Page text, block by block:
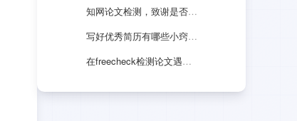
知网论文检测，致谢是否会被查重？
写好优秀简历有哪些小窍门？
在freecheck检测论文遇到问题怎么办，人工客服在哪里啊？